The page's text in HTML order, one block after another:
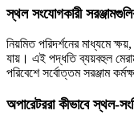
স্থল সংযোগকারী
নিয়মিত পরিদর্শনের মাধ্যমে
যায়। এই পদ্ধতি ব্যয়বহুল
পরিবেশে সর্বোত্তম সরঞ্জাম
অপারেটররা কীভাবে স্থল-